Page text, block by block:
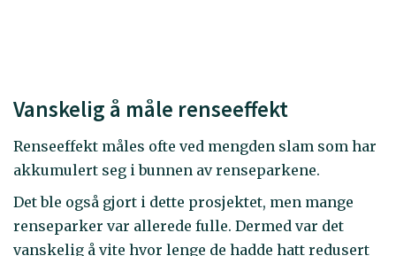
Vanskelig å måle renseeffekt
Renseeffekt måles ofte ved mengden slam som har
akkumulert seg i bunnen av renseparkene.
Det ble også gjort i dette prosjektet, men mange
renseparker var allerede fulle. Dermed var det
vanskelig å vite hvor lenge de hadde hatt redusert